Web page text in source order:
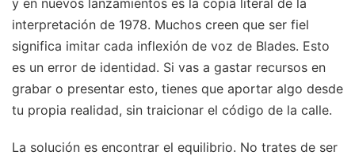
interpretación de 1978. Muchos creen que ser fiel
significa imitar cada inflexión de voz de Blades. Esto
es un error de identidad. Si vas a gastar recursos en
grabar o presentar esto, tienes que aportar algo desde
tu propia realidad, sin traicionar el código de la calle.
La solución es encontrar el equilibrio. No trates de ser